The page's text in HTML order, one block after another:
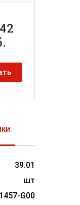
39.01
шт
G00